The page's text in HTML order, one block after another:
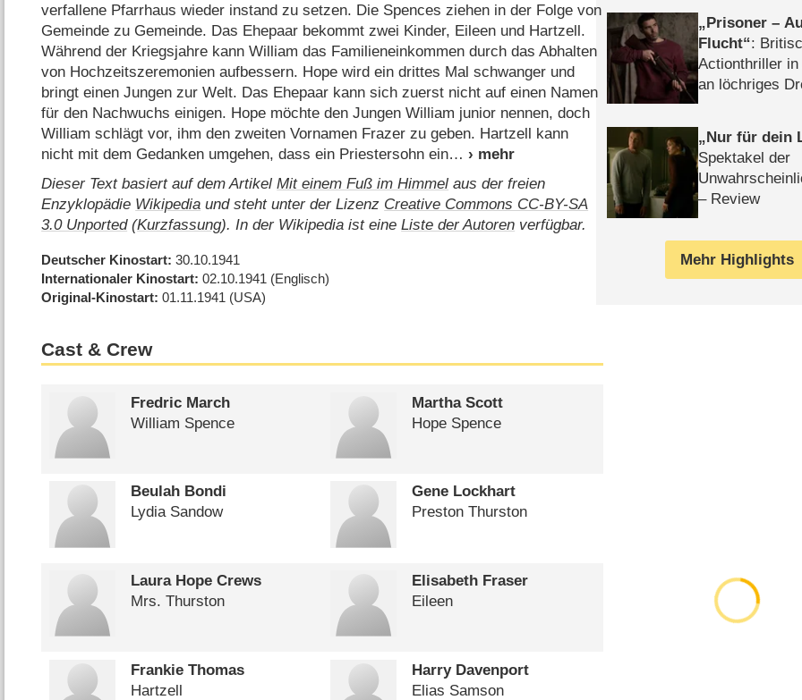
verfallene Pfarrhaus wieder instand zu setzen. Die Spences ziehen in der Folge von
Gemeinde zu Gemeinde. Das Ehepaar bekommt zwei Kinder, Eileen und Hartzell.
Während der Kriegsjahre kann William das Familieneinkommen durch das Abhalten
von Hochzeitszeremonien aufbessern. Hope wird ein drittes Mal schwanger und
bringt einen Jungen zur Welt. Das Ehepaar kann sich zuerst nicht auf einen Namen
für den Nachwuchs einigen. Hope möchte den Jungen William junior nennen, doch
William schlägt vor, ihm den zweiten Vornamen Frazer zu geben. Hartzell kann
nicht mit dem Gedanken umgehen, dass ein Priestersohn ein
Dieser Text basiert auf dem ArtikelMit einem Fuß im Himmel aus der freien
Enzyklopädie Wikipedia und steht unter der Lizenz Creative Commons CC-BY-SA
3.0 Unported(Kurzfassung). In der Wikipedia ist eineListe der Autoren verfügbar.
Deutscher Kinostart 30.10.1941
Internationaler Kinostart 02.10.1941 (Englisch)
Original-Kinostart 01.11.1941 (USA)
Cast & Crew
Fredric March
William Spence
Martha Scott
Hope Spence
Beulah Bondi
Lydia Sandow
Gene Lockhart
Preston Thurston
Laura Hope Crews
Mrs. Thurston
Elisabeth Fraser
Eileen
Frankie Thomas
Hartzell
Harry Davenport
Elias Samson
Prisoner –
Flucht :
Actionthriller
an löchriges
Nur für dein
Spektakel der
– Review
Mehr Highlights